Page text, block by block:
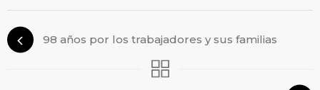
98 años por los trabajadores y sus familias